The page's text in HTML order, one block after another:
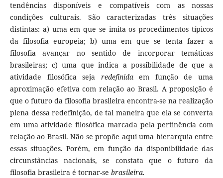
tendências disponíveis e compatíveis com as nossas
condições culturais. São caracterizadas três situações
distintas: a) uma em que se imita os procedimentos típicos
da filosofia europeia; b) uma em que se tenta fazer a
filosofia avançar no sentido de incorporar temáticas
brasileiras; c) uma que indica a possibilidade de que a
atividade filosófica seja redefinidaem função de uma
aproximação efetiva com relação ao Brasil. A proposição é
que o futuro da filosofia brasileira encontra-se na realização
plena dessa redefinição, de tal maneira que ela se converta
em uma atividade filosófica marcada pela pertinência com
relação ao Brasil. Não se propõe aqui uma hierarquia entre
essas situações. Porém, em função da disponibilidade das
circunstâncias nacionais, se constata que o futuro da
filosofia brasileira é tornar-se brasileira.